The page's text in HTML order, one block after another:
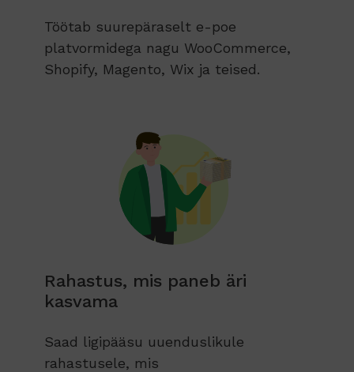
Töötab suurepäraselt e-poe
platvormidega nagu WooCommerce,
Shopify, Magento, Wix ja teised.
Rahastus, mis paneb äri
kasvama
Saad ligipääsu uuenduslikule
rahastusele, mis